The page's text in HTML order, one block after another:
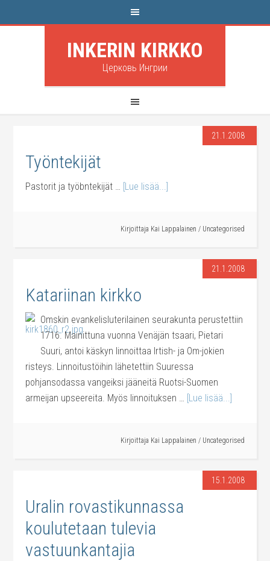
INKERIN KIRKKO
Церковь Ингрии
21.1.2008
Työntekijät
Pastorit ja työbntekijät … [Lue lisää...]
Kirjoittaja Kai Lappalainen / Uncategorised
21.1.2008
Katariinan kirkko
Omskin evankelisluterilainen seurakunta perustettiin
1716. Mainittuna vuonna Venäjän tsaari, Pietari
Suuri, antoi käskyn linnoittaa Irtish- ja Om-jokien
risteys. Linnoitustöihin lähetettiin Suuressa
pohjansodassa vangeiksi jääneitä Ruotsi-Suomen
armeijan upseereita. Myös linnoituksen … [Lue lisää...]
Kirjoittaja Kai Lappalainen / Uncategorised
15.1.2008
Uralin rovastikunnassa
koulutetaan tulevia
vastuunkantajia